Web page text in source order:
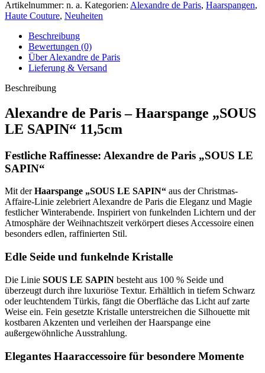
Artikelnummer: n. a. Kategorien: Alexandre de Paris, Haarspangen,
Haute Couture, Neuheiten
Beschreibung
Bewertungen (0)
Über Alexandre de Paris
Lieferung & Versand
Beschreibung
Alexandre de Paris – Haarspange „SOUS
LE SAPIN“ 11,5cm
Festliche Raffinesse: Alexandre de Paris „SOUS LE
SAPIN“
Mit derHaarspange „SOUS LE SAPIN“ aus der Christmas-
Affaire-Linie zelebriert Alexandre de Paris die Eleganz und Magie
festlicher Winterabende. Inspiriert von funkelnden Lichtern und der
Atmosphäre der Weihnachtszeit verkörpert dieses Accessoire einen
besonders edlen, raffinierten Stil.
Edle Seide und funkelnde Kristalle
Die Linie SOUS LE SAPIN besteht aus 100 % Seide und
überzeugt durch ihre luxuriöse Textur. Erhältlich in tiefem Schwarz
oder leuchtendem Türkis, fängt die Oberfläche das Licht auf zarte
Weise ein. Fein gesetzte Kristalle unterstreichen die Silhouette mit
kostbaren Akzenten und verleihen der Haarspange eine
außergewöhnliche Ausstrahlung.
Elegantes Haaraccessoire für besondere Momente